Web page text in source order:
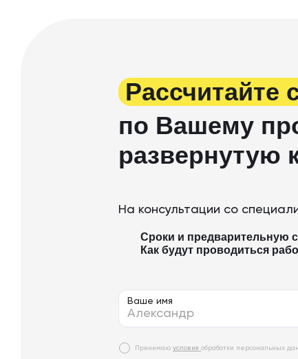
Рассчитайте
по Вашему
развернутую
На консультации со
Сроки и предварительную
Как будут проводиться
Ваше имя
Принимаю условия обработки персональных